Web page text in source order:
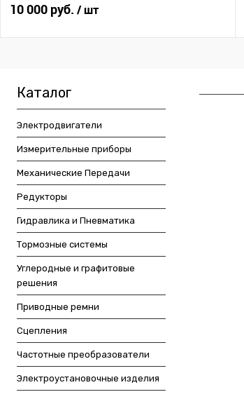
10 000 руб. / шт
Каталог
Электродвигатели
Измерительные приборы
Механические Передачи
Редукторы
Гидравлика и Пневматика
Тормозные системы
Углеродные и графитовые
решения
Приводные ремни
Сцепления
Частотные преобразователи
Электроустановочные изделия